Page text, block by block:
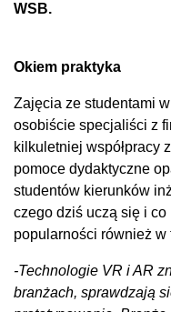
WSB.
Okiem praktyka
Zajęcia ze studentami
osobiście specjaliści z
kilkuletniej współpracy
pomoce dydaktyczne
studentów kierunków
czego dziś uczą się i
popularności również w
-Technologie VR i AR
branżach, sprawdzają